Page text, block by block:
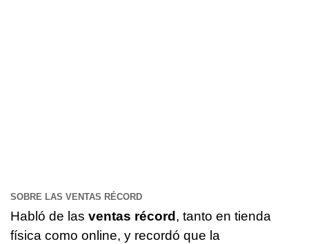
SOBRE LAS VENTAS RÉCORD
Habló de las ventas récord , tanto en tienda
física como online, y recordó que la